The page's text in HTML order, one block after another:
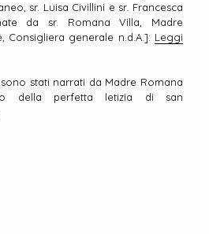
sr. Luisa Civillini e sr. Francesca
da sr. Romana Villa, Madre
Consigliera generale n.d.A.]: Leggi
stati narrati da Madre Romana
della perfetta letizia di san